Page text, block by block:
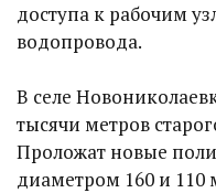
доступа к рабочим
водопровода.
В селе
тысячи метров
Проложат новые
диаметром 160 и